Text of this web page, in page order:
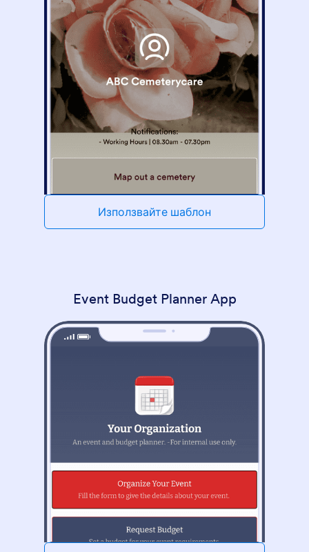
Използвайте шаблон
Event Budget Planner App